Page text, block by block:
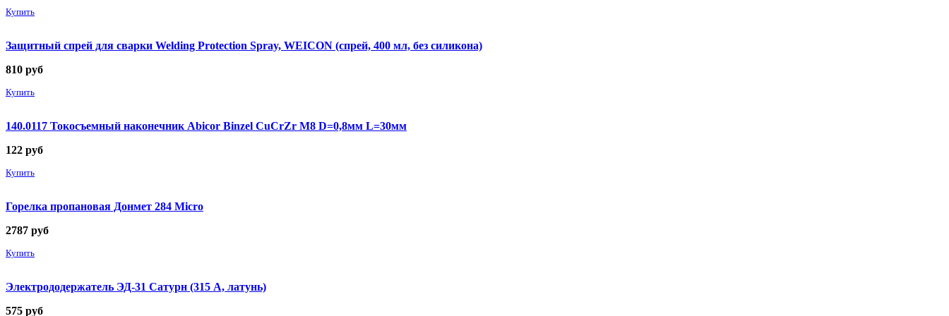
Купить
Защитный спрей для сварки Welding Protection Spray, WEICON (спрей, 400 мл, без силикона)
810 руб
Купить
140.0117 Токосъемный наконечник Abicor Binzel CuCrZr М8 D=0,8мм L=30мм
122 руб
Купить
Горелка пропановая Донмет 284 Micro
2787 руб
Купить
Электрододержатель ЭД-31 Сатурн (315 А, латунь)
575 руб